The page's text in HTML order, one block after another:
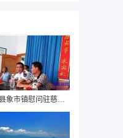
慈利县象市镇慰问驻慈海军部队迎“八一”